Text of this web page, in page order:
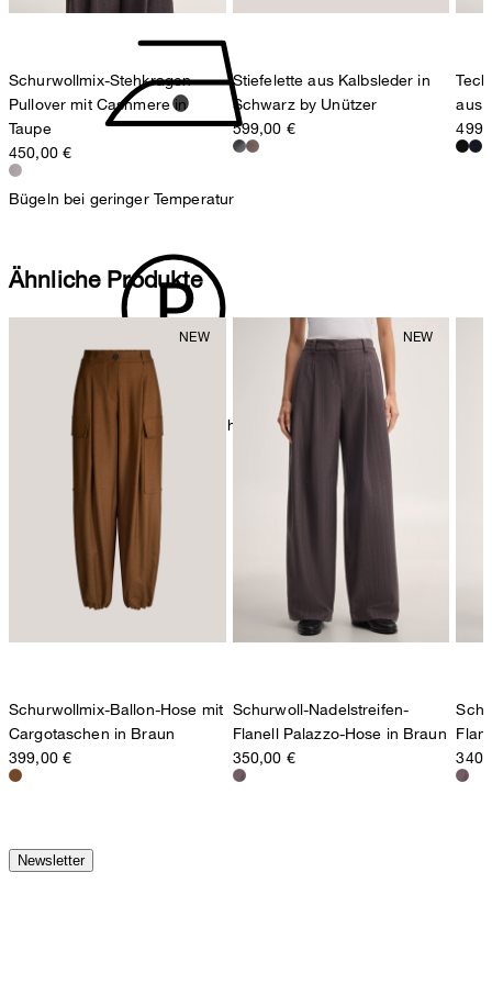
Bügeln bei geringer Temperatur
chemische Reinigung mit Perchlorethylen, schonend
Schurwollmix-Stehkragen-
Pullover mit Cashmere in
Taupe
450,00 €
Stiefelette aus Kalbsleder in
Schwarz by Unützer
599,00 €
aus
Ähnliche Produkte
Schurwollmix-Ballon-Hose mit
Cargotaschen in Braun
399,00 €
Schurwoll-Nadelstreifen-
Flanell Palazzo-Hose in Braun
350,00 €
Newsletter